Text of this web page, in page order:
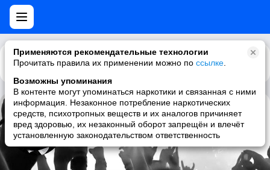
Применяются рекомендательные технологии
Прочитать правила их применении можно по ссылке
Возможны упоминания
В контенте могут упоминаться наркотики и связанная с ними
информация. Незаконное потребление наркотических
средств, психотропных веществ и их аналогов причиняет
вред здоровью, их незаконный оборот запрещён и влечёт
установленную законодательством ответственность
Каталог Рекомендации
System F